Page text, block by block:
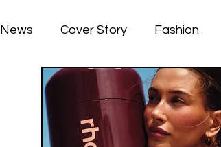
News Cover Story Fashion